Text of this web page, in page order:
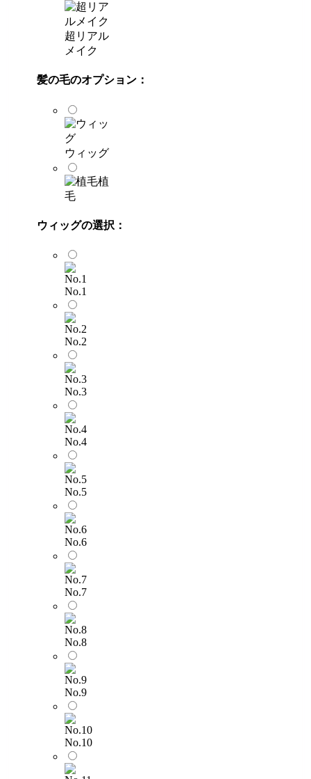
超リアル
メイク
髪の毛のオプション：
ウィッグ
植
毛
ウィッグの選択：
No.1
No.2
No.3
No.4
No.5
No.6
No.7
No.8
No.9
No.10